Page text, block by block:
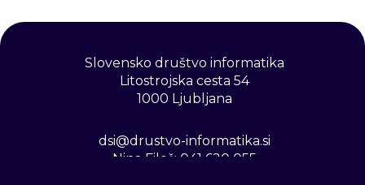
Slovensko društvo informatika
Litostrojska cesta 54
1000 Ljubljana
dsi@drustvo-informatika.si
Nina Fileš: 041 620 055